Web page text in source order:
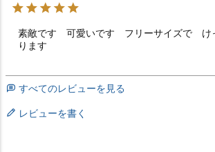
素敵です　可愛いです　フリーサイズで　け
ります
すべてのレビューを見る
レビューを書く